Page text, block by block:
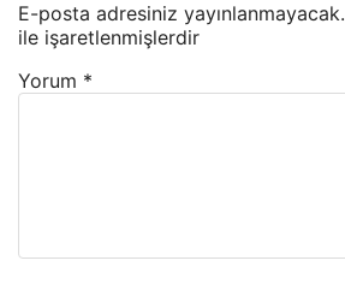
E-posta adresiniz yayınlanmayacak.
ile işaretlenmişlerdir
Yorum *